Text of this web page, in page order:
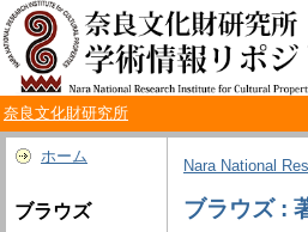
奈良文化財研究所
ホーム
ブラウズ
Nara National
ブラウズ :